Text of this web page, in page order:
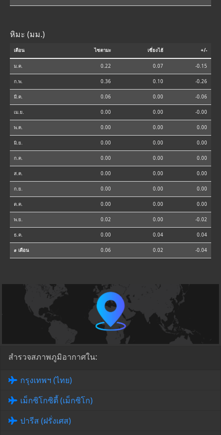
หิมะ (มม.)
เดือน ไซตามะ เซี่ยงไฮ้ +/-
ม.ค. 0.22 0.07 -0.15
ก.พ. 0.36 0.10 -0.26
มี.ค. 0.06 0.00 -0.06
เม.ย. 0.00 0.00 -0.00
พ.ค. 0.00 0.00 0.00
มิ.ย. 0.00 0.00 0.00
ก.ค. 0.00 0.00 0.00
ส.ค. 0.00 0.00 0.00
ก.ย. 0.00 0.00 0.00
ต.ค. 0.00 0.00 0.00
พ.ย. 0.02 0.00 -0.02
ธ.ค. 0.00 0.04 0.04
⌀ เดือน 0.06 0.02 -0.04
สำรวจสภาพภูมิอากาศใน:
กรุงเทพฯ (ไทย)
เม็กซิโกซิตี้ (เม็กซิโก)
ปารีส (ฝรั่งเศส)